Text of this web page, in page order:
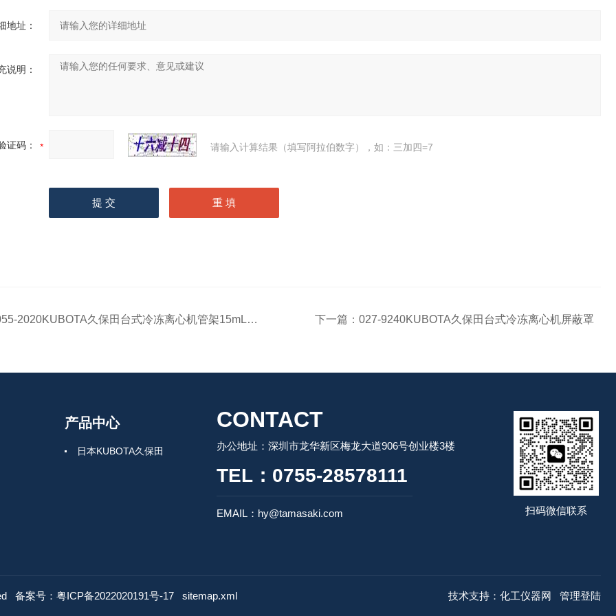
和用于 2mL 管的孔内的 0.5mL 管。
，如果您正在旋转 0.2mL PCR 管，
地址：
说明：
证码： 请输入计算结果（填写阿拉伯数字），如：三加四=7
2020KUBOTA久保田台式冷冻离心机管架15mL锥形 下一篇： 027-9240KUBOTA久保田台式冷冻离心机屏蔽罩
产品中心
日本KUBOTA久保田
CONTACT
办公地址：深圳市龙华新区梅龙大道906号创业楼3楼
TEL：0755-28578111
EMAIL：hy@tamasaki.com 扫码微信联系
备案号：粤ICP备2022020191号-17 sitemap.xml 技术支持： 化工仪器网 管理登陆